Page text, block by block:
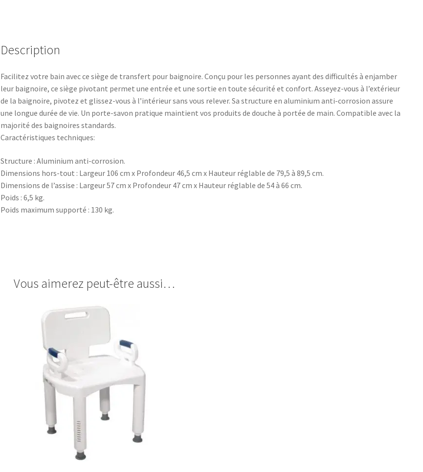
Description
Facilitez votre bain avec ce siège de transfert pour baignoire. Conçu pour les personnes ayant des difficultés à enjamber
leur baignoire, ce siège pivotant permet une entrée et une sortie en toute sécurité et confort. Asseyez-vous à l’extérieur
de la baignoire, pivotez et glissez-vous à l’intérieur sans vous relever. Sa structure en aluminium anti-corrosion assure
une longue durée de vie. Un porte-savon pratique maintient vos produits de douche à portée de main. Compatible avec la
majorité des baignoires standards.
Caractéristiques techniques:
Structure : Aluminium anti-corrosion.
Dimensions hors-tout : Largeur 106 cm x Profondeur 46,5 cm x Hauteur réglable de 79,5 à 89,5 cm.
Dimensions de l’assise : Largeur 57 cm x Profondeur 47 cm x Hauteur réglable de 54 à 66 cm.
Poids : 6,5 kg.
Poids maximum supporté : 130 kg.
Vous aimerez peut-être aussi…